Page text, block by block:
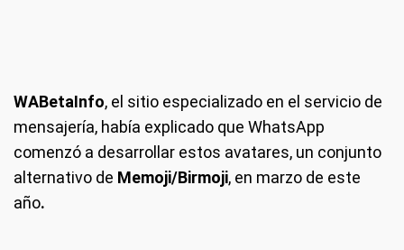
WABetaInfo, el sitio especializado en el servicio de
mensajería, había explicado que WhatsApp
comenzó a desarrollar estos avatares, un conjunto
alternativo de Memoji/Birmoji, en marzo de este
año.